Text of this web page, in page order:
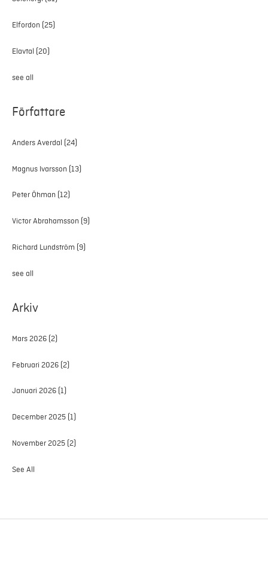
Elfordon (25)
Elavtal (20)
see all
Författare
Anders Averdal (24)
Magnus Ivarsson (13)
Peter Öhman (12)
Victor Abrahamsson (9)
Richard Lundström (9)
see all
Arkiv
Mars 2026 (2)
Februari 2026 (2)
Januari 2026 (1)
December 2025 (1)
November 2025 (2)
See All